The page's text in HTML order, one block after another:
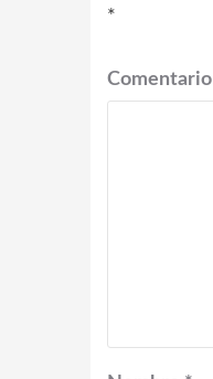
*
Comentario